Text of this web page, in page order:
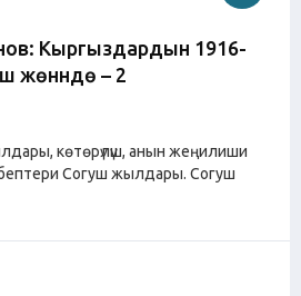
Кыргыздардын 1916-
жөнүндө – 2
көтөрүлүш, анын жеңилиши
Согуш жылдары. Согуш